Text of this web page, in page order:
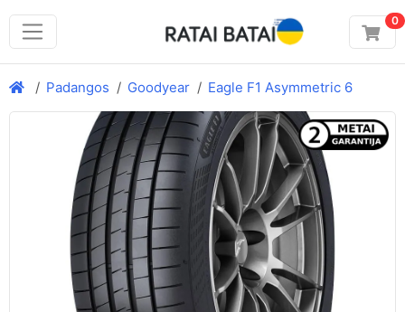
0
Padangos Goodyear Eagle F1 Asymmetric 6